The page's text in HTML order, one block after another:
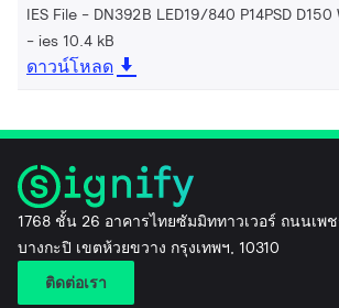
IES File - DN392B LED19/840 P14PSD D150
ies 10.4 kB
ดาวน์โหลด
1768 ชั้น 26 อาคารไทยซัมมิททาวเวอร์ ถนนเพ
บางกะปิ เขตห้วยขวาง กรุงเทพฯ, 10310
ติดต่อเรา